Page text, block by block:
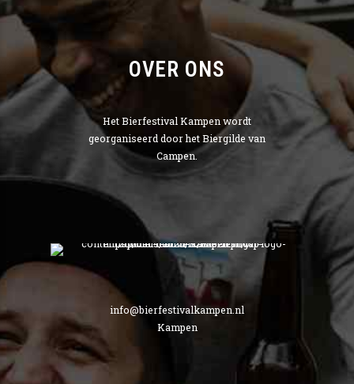
OVER ONS
Het Bierfestival Kampen wordt
georganiseerd door het Biergilde van
Campen.
info@bierfestivalkampen.nl
Kampen